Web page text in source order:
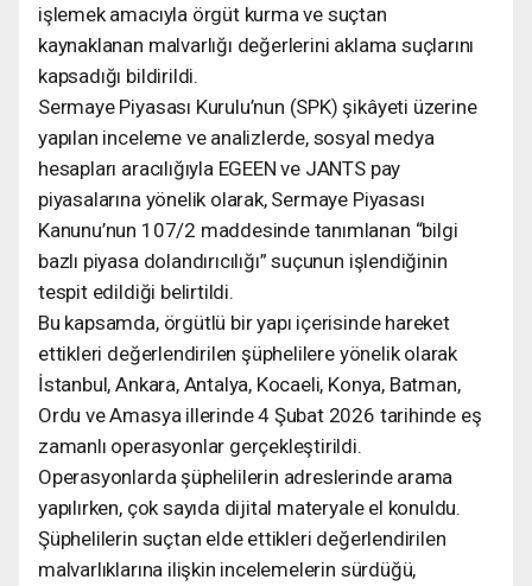
işlemek amacıyla örgüt kurma ve suçtan
kaynaklanan malvarlığı değerlerini aklama suçlarını
kapsadığı bildirildi.
Sermaye Piyasası Kurulu’nun (SPK) şikâyeti üzerine
yapılan inceleme ve analizlerde, sosyal medya
hesapları aracılığıyla EGEEN ve JANTS pay
piyasalarına yönelik olarak, Sermaye Piyasası
Kanunu’nun 107/2 maddesinde tanımlanan “bilgi
bazlı piyasa dolandırıcılığı” suçunun işlendiğinin
tespit edildiği belirtildi.
Bu kapsamda, örgütlü bir yapı içerisinde hareket
ettikleri değerlendirilen şüphelilere yönelik olarak
İstanbul, Ankara, Antalya, Kocaeli, Konya, Batman,
Ordu ve Amasya illerinde 4 Şubat 2026 tarihinde eş
zamanlı operasyonlar gerçekleştirildi.
Operasyonlarda şüphelilerin adreslerinde arama
yapılırken, çok sayıda dijital materyale el konuldu.
Şüphelilerin suçtan elde ettikleri değerlendirilen
malvarlıklarına ilişkin incelemelerin sürdüğü,